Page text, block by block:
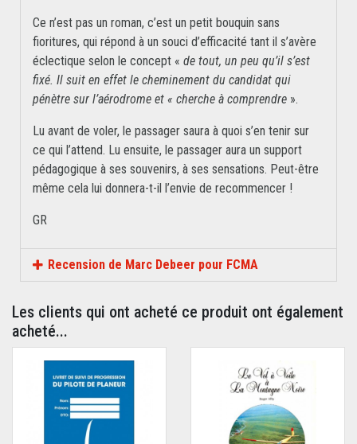
Ce n’est pas un roman, c’est un petit bouquin sans
fioritures, qui répond à un souci d’efficacité tant il s’avère
éclectique selon le concept « de tout, un peu qu’il s’est
fixé. Il suit en effet le cheminement du candidat qui
pénètre sur l’aérodrome et « cherche à comprendre ».
Lu avant de voler, le passager saura à quoi s’en tenir sur
ce qui l’attend. Lu ensuite, le passager aura un support
pédagogique à ses souvenirs, à ses sensations. Peut-être
même cela lui donnera-t-il l’envie de recommencer !
GR
Recension de Marc Debeer pour FCMA
Les clients qui ont acheté ce produit ont également
acheté...